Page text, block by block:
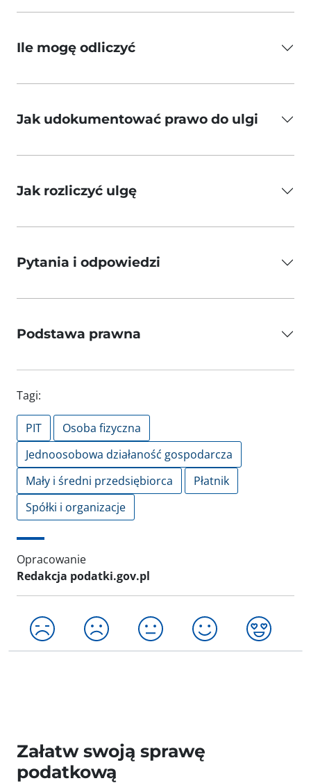
Ile mogę odliczyć
Jak udokumentować prawo do ulgi
Jak rozliczyć ulgę
Pytania i odpowiedzi
Podstawa prawna
Tagi:
PIT
Osoba fizyczna
Jednoosobowa działaność gospodarcza
Mały i średni przedsiębiorca
Płatnik
Spółki i organizacje
Opracowanie
Redakcja podatki.gov.pl
Załatw swoją sprawę
podatkową